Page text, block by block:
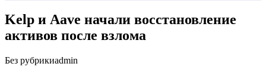
Kelp и Aave начали восстановление
активов после взлома
Без рубрикиadmin